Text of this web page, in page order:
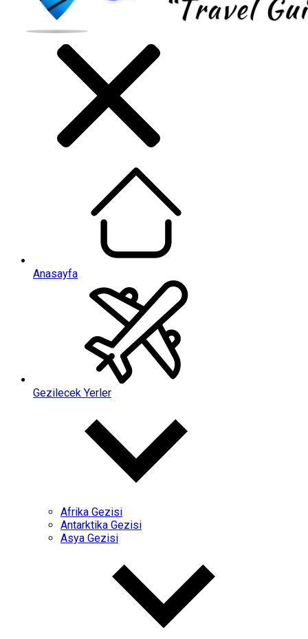
Anasayfa
Gezilecek Yerler
Afrika Gezisi
Antarktika Gezisi
Asya Gezisi